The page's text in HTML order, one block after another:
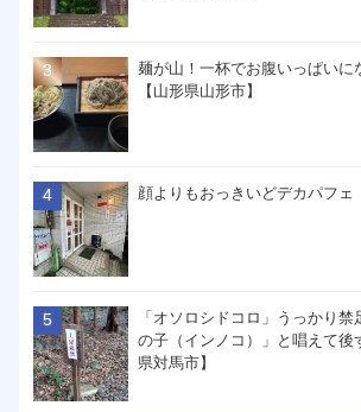
麺が山！一杯でお腹いっぱいに
【山形県山形市】
顔よりもおっきいどデカパフェ
「オソロシドコロ」うっかり
の子（インノコ）」と唱えて後
県対馬市】